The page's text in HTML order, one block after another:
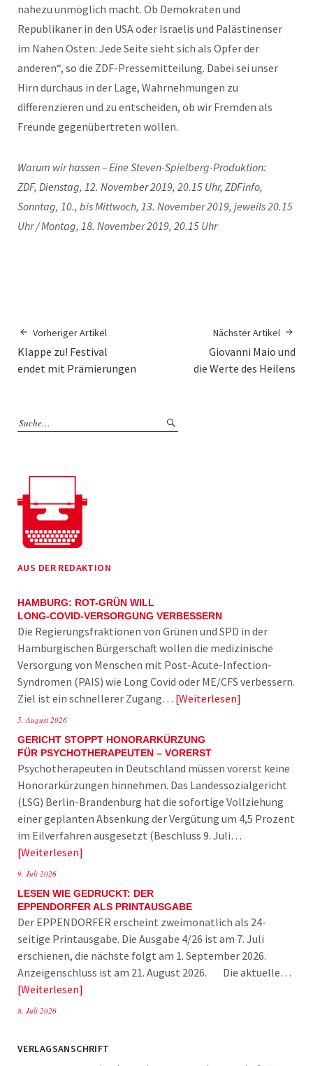
nahezu unmöglich macht. Ob Demokraten und
Republikaner in den USA oder Israelis und Palästinenser
im Nahen Osten: Jede Seite sieht sich als Opfer der
anderen“, so die ZDF-Pressemitteilung. Dabei sei unser
Hirn durchaus in der Lage, Wahrnehmungen zu
differenzieren und zu entscheiden, ob wir Fremden als
Freunde gegenübertreten wollen.
Warum wir hassen – Eine Steven-Spielberg-Produktion:
ZDF, Dienstag, 12. November 2019, 20.15 Uhr, ZDFinfo,
Sonntag, 10., bis Mittwoch, 13. November 2019, jeweils 20.15
Uhr / Montag, 18. November 2019, 20.15 Uhr
Vorheriger Artikel
Klappe zu! Festival
endet mit Prämierungen
Nächster Artikel
Giovanni Maio und
die Werte des Heilens
AUS DER REDAKTION
HAMBURG: ROT-GRÜN WILL
LONG-COVID-VERSORGUNG VERBESSERN
Die Regierungsfraktionen von Grünen und SPD in der
Hamburgischen Bürgerschaft wollen die medizinische
Versorgung von Menschen mit Post-Acute-Infection-
Syndromen (PAIS) wie Long Covid oder ME/CFS verbessern.
Ziel ist ein schnellerer Zugang… Weiterlesen
5. August 2026
GERICHT STOPPT HONORARKÜRZUNG
FÜR PSYCHOTHERAPEUTEN – VORERST
Psychotherapeuten in Deutschland müssen vorerst keine
Honorarkürzungen hinnehmen. Das Landessozialgericht
(LSG) Berlin-Brandenburg hat die sofortige Vollziehung
einer geplanten Absenkung der Vergütung um 4,5 Prozent
im Eilverfahren ausgesetzt (Beschluss 9. Juli…
Weiterlesen
9. Juli 2026
LESEN WIE GEDRUCKT: DER
EPPENDORFER ALS PRINTAUSGABE
Der EPPENDORFER erscheint zweimonatlich als 24-
seitige Printausgabe. Die Ausgabe 4/26 ist am 7. Juli
erschienen, die nächste folgt am 1. September 2026.
Anzeigenschluss ist am 21. August 2026. Die aktuelle…
Weiterlesen
8. Juli 2026
VERLAGSANSCHRIFT